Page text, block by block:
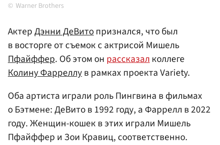
Warner Brothers
АктерДэнни ДеВитопризнался, что был
в восторге от съемок с актрисой Мишель
Пфайффер. Об этом он рассказалколлеге
Колину Фарреллув рамках проекта Variety.
Оба артиста играли роль Пингвина в фильмах
о Бэтмене: ДеВито в 1992 году, а Фаррелл в 2022
году. Женщин-кошек в этих играли Мишель
Пфайффер и Зои Кравиц, соответственно.